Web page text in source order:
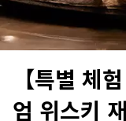
【특별 체
엄 위스키